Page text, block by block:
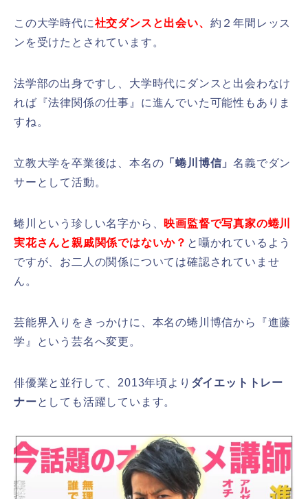
この大学時代に社交ダンスと出会い、 約２年間レッス
ンを受けたとされています。
法学部の出身ですし、大学時代にダンスと出会わなけ
れば『法律関係の仕事』に進んでいた可能性もありま
すね。
立教大学を卒業後は、本名の 「蜷川博信」名義でダン
サーとして活動。
蜷川という珍しい名字から、 映画監督で写真家の蜷川
実花さんと親戚関係ではないか？ と囁かれているよう
ですが、お二人の関係については確認されていませ
ん。
芸能界入りをきっかけに、本名の蜷川博信から『進藤
学』という芸名へ変更。
俳優業と並行して、2013年頃より ダイエットトレー
ナーとしても活躍しています。